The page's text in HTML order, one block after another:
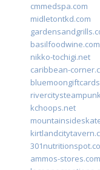
cmmedspa.com
midletontkd.com
basilfoodwine.com
nikko-tochigi.net
caribbean-
kchoops.net
ammos-stores.com